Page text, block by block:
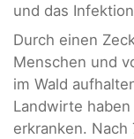
und das
Durch einen
Menschen und
im Wald
Landwirte
erkranken.